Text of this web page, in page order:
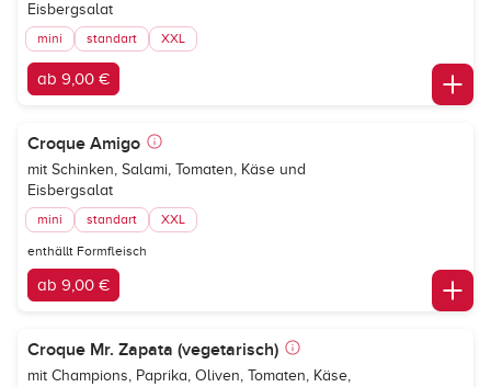
Eisbergsalat
mini standart XXL
ab 9,00 €
Croque Amigo
mit Schinken, Salami, Tomaten, Käse und
Eisbergsalat
mini standart XXL
enthällt Formfleisch
ab 9,00 €
Croque Mr. Zapata (vegetarisch)
mit Champions, Paprika, Oliven, Tomaten, Käse,